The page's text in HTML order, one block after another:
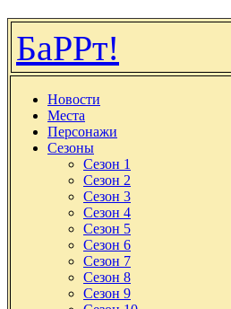
БаРРт!
Новости
Места
Персонажи
Сезоны
Сезон 1
Сезон 2
Сезон 3
Сезон 4
Сезон 5
Сезон 6
Сезон 7
Сезон 8
Сезон 9